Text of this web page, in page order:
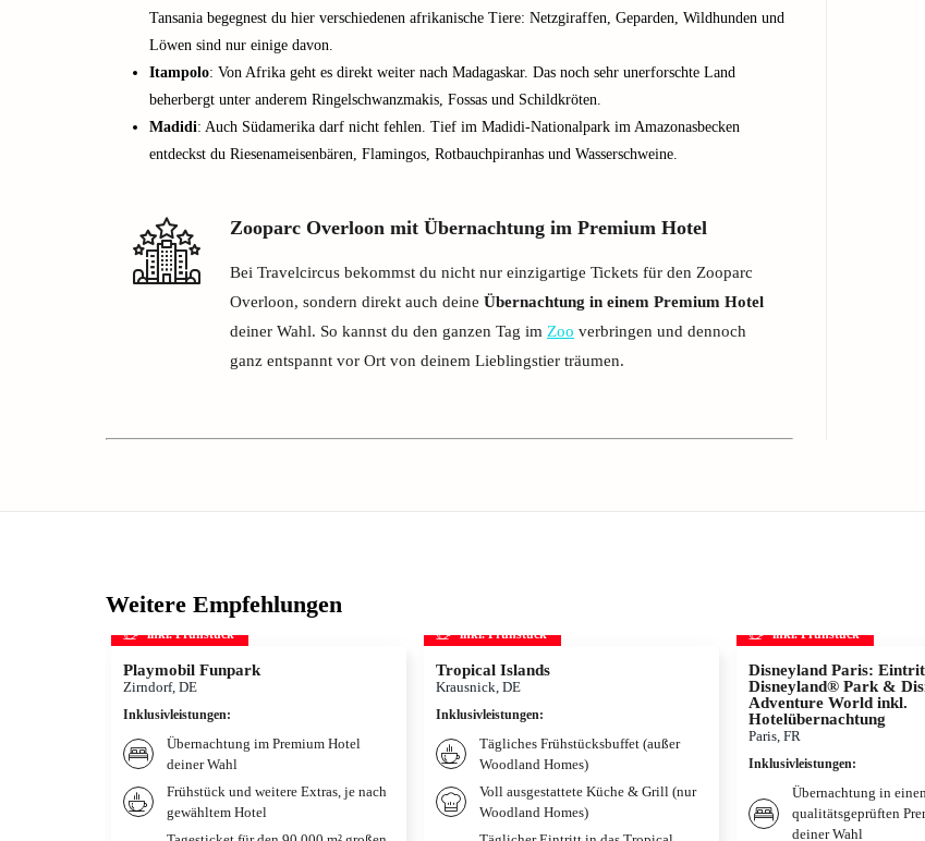
Tansania begegnest du hier verschiedenen afrikanische Tiere: Netzgiraffen, Geparden, Wildhunden und
Löwen sind nur einige davon.
Itampolo: Von Afrika geht es direkt weiter nach Madagaskar. Das noch sehr unerforschte Land
beherbergt unter anderem Ringelschwanzmakis, Fossas und Schildkröten.
Madidi: Auch Südamerika darf nicht fehlen. Tief im Madidi-Nationalpark im Amazonasbecken
entdeckst du Riesenameisenbären, Flamingos, Rotbauchpiranhas und Wasserschweine.
Zooparc Overloon mit Übernachtung im Premium Hotel
Bei Travelcircus bekommst du nicht nur einzigartige Tickets für den Zooparc
Overloon, sondern direkt auch deine Übernachtung in einem Premium Hotel
deiner Wahl. So kannst du den ganzen Tag im Zoo verbringen und dennoch
ganz entspannt vor Ort von deinem Lieblingstier träumen.
Weitere Empfehlungen
inkl. Frühstück
Playmobil Funpark
Zirndorf, DE
Inklusivleistungen:
Übernachtung im Premium Hotel
deiner Wahl
Frühstück und weitere Extras, je nach
gewähltem Hotel
inkl. Frühstück
Tropical Islands
Krausnick, DE
Inklusivleistungen:
Tägliches Frühstücksbuffet (außer
Woodland Homes)
Voll ausgestattete Küche & Grill (nur
Woodland Homes)
inkl. Frühstück
Disneyland Paris:
Disneyland® Park &
Adventure World inkl.
Hotelübernachtung
Paris, FR
Inklusivleistungen:
Übernachtung in
qualitätsgeprüften
deiner Wahl